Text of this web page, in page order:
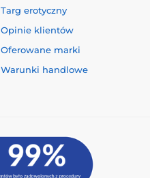
Targ erotyczny
Opinie klientów
Oferowane marki
Warunki handlowe